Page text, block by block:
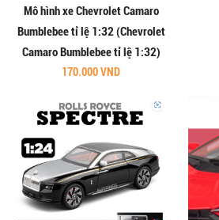
Mô hình xe Chevrolet Camaro
Bumblebee tỉ lệ 1:32 (Chevrolet
Camaro Bumblebee tỉ lệ 1:32)
170.000 VND